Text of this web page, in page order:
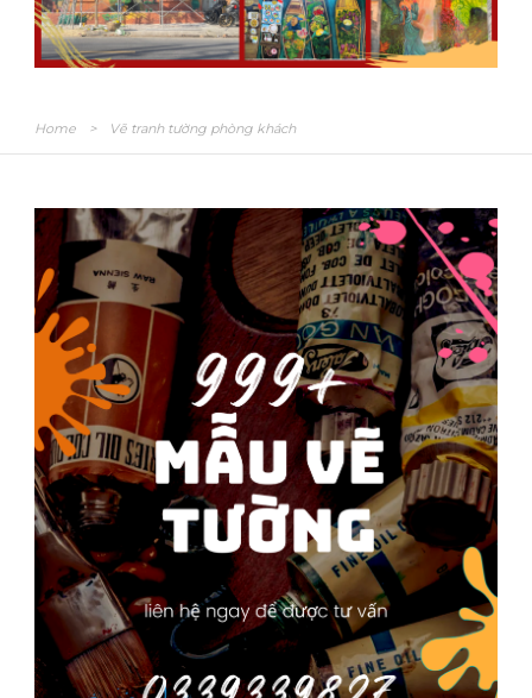
Home > Vẽ tranh tường phòng khách